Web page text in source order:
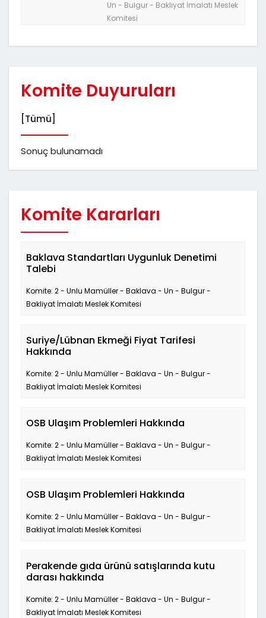
Un - Bulgur - Bakliyat İmalatı Meslek
Komitesi
Komite Duyuruları
[Tümü]
Sonuç bulunamadı
Komite Kararları
Baklava Standartları Uygunluk Denetimi
Talebi
Komite: 2 - Unlu Mamüller - Baklava - Un - Bulgur -
Bakliyat İmalatı Meslek Komitesi
Suriye/Lübnan Ekmeği Fiyat Tarifesi
Hakkında
Komite: 2 - Unlu Mamüller - Baklava - Un - Bulgur -
Bakliyat İmalatı Meslek Komitesi
OSB Ulaşım Problemleri Hakkında
Komite: 2 - Unlu Mamüller - Baklava - Un - Bulgur -
Bakliyat İmalatı Meslek Komitesi
OSB Ulaşım Problemleri Hakkında
Komite: 2 - Unlu Mamüller - Baklava - Un - Bulgur -
Bakliyat İmalatı Meslek Komitesi
Perakende gıda ürünü satışlarında kutu
darası hakkında
Komite: 2 - Unlu Mamüller - Baklava - Un - Bulgur -
Bakliyat İmalatı Meslek Komitesi